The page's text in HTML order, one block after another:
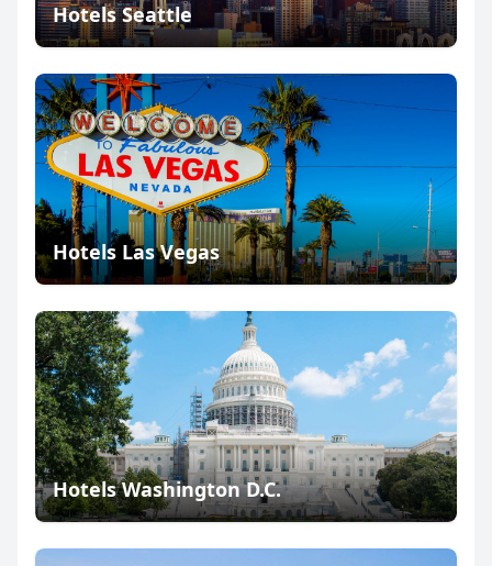
Hotels Seattle
Hotels Las Vegas
Hotels Washington D.C.